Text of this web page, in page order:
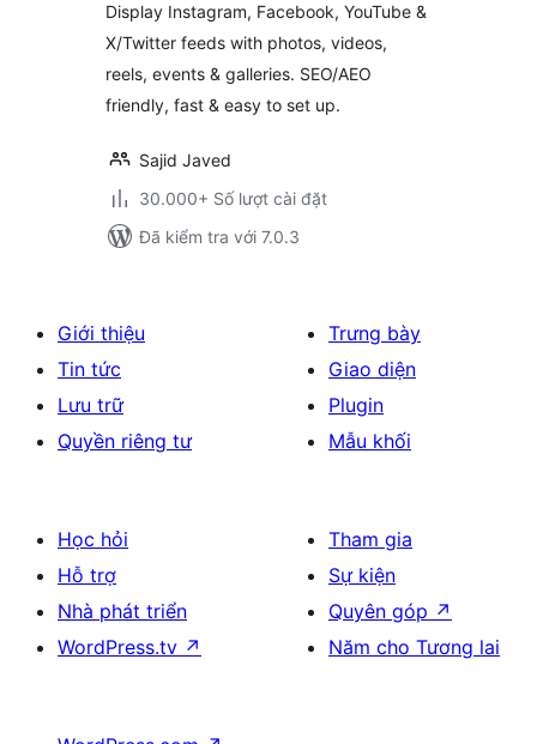
WordPress
Display Instagram, Facebook, YouTube &
X/Twitter feeds with photos, videos,
reels, events & galleries. SEO/AEO
friendly, fast & easy to set up.
Sajid Javed
30.000+ Số lượt cài đặt
Đã kiểm tra với 7.0.3
Giới thiệu
Tin tức
Lưu trữ
Quyền riêng tư
Trưng bày
Giao diện
Plugin
Mẫu khối
Học hỏi
Hỗ trợ
Nhà phát triển
WordPress.tv ↗
Tham gia
Sự kiện
Quyên góp ↗
Năm cho Tương lai